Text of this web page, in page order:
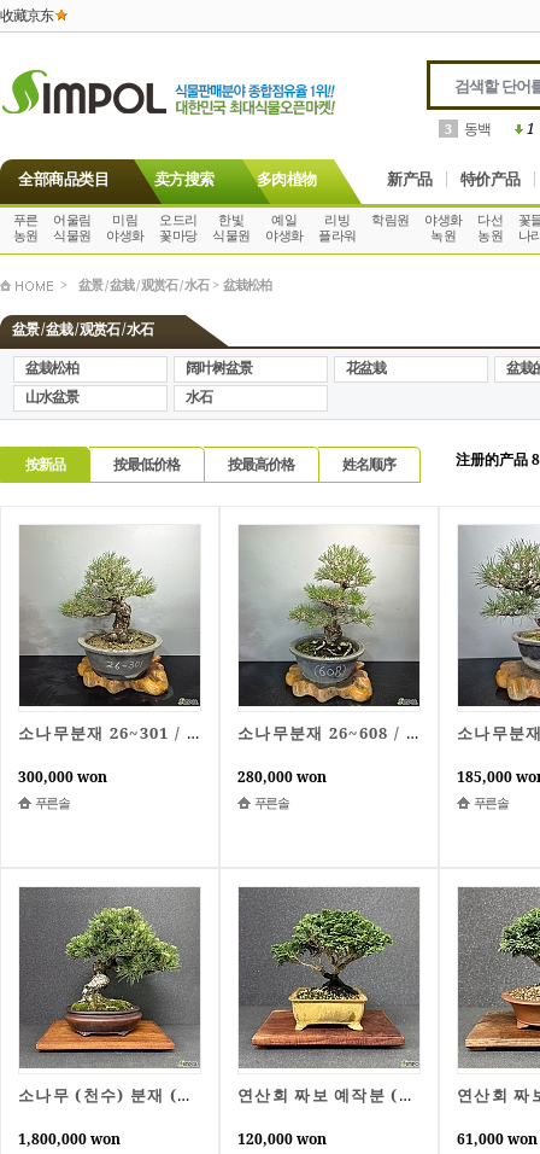
收藏京东
3 동백 1
全部商品类目 卖方搜索 多肉植物 新产品 特价产品
푸른
농원
어울림
식물원
미림
야생화
오드리
꽃마당
한빛
식물원
예일
야생화
리빙
플라워
학림원
야생화
녹원
다선
농원
꽃
나
> 盆景 / 盆栽 / 观赏石 / 水石 > 盆栽松柏
盆景 / 盆栽 / 观赏石 / 水石
盆栽松柏
阔叶树盆景 花盆栽
盆栽
山水盆景
水石
按新品 按最低价格 按最高价格 姓名顺序 注册的产品
소나무분재 26~301 / 동일품배송 / 단엽완료
300,000 won
푸른솔
소나무분재 26~608 / 동일품배송
280,000 won
푸른솔
185,000
푸른솔
소나무 (천수) 분재 (20668)
1,800,000 won
연산회 짜보 예작분 (20881)
120,000 won 61,000 won